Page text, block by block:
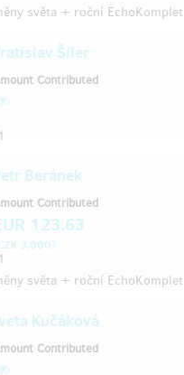
světa + roční EchoKomplet
Šiler
Contributed
Beránek
světa + roční EchoKomplet
Contributed
123.63
3,000)
Kučáková
Contributed